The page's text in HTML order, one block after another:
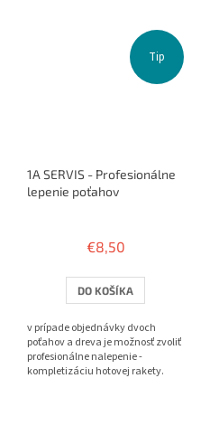
Tip
1A SERVIS - Profesionálne
lepenie poťahov
produktu
3,8
z
hviezdičiek.
€8,50
DO KOŠÍKA
v prípade objednávky dvoch
poťahov a dreva je možnosť zvoliť
profesionálne nalepenie -
kompletizáciu hotovej rakety.